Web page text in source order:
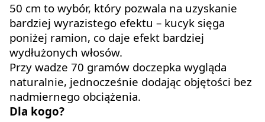
50 cm to wybór, który pozwala na uzyskanie
bardziej wyrazistego efektu – kucyk sięga
poniżej ramion, co daje efekt bardziej
wydłużonych włosów.
Przy wadze 70 gramów doczepka wygląda
naturalnie, jednocześnie dodając objętości bez
nadmiernego obciążenia.
Dla kogo?